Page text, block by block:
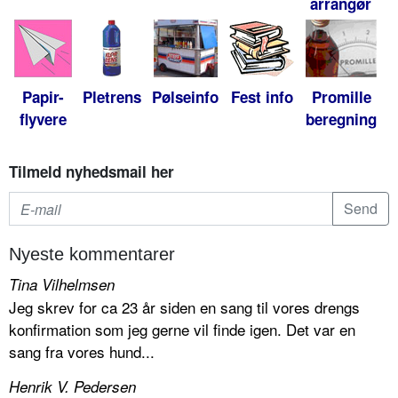
Papir-
flyvere
Pletrens Pølseinfo Fest info
Promille
beregning
Tilmeld nyhedsmail her
Nyeste kommentarer
Tina Vilhelmsen
Jeg skrev for ca 23 år siden en sang til vores drengs
konfirmation som jeg gerne vil finde igen. Det var en
sang fra vores hund...
Henrik V. Pedersen